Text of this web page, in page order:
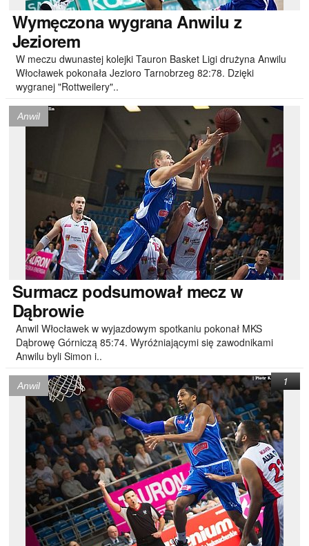
Wymęczonawygrana Anwilu z
Jeziorem
W meczu dwunastej kolejki Tauron Basket Ligi drużyna Anwilu
Włocławek pokonała Jezioro Tarnobrzeg 82:78. Dzięki
wygranej "Rottweilery"..
Anwil
Surmaczpodsumował mecz w
Dąbrowie
Anwil Włocławek w wyjazdowym spotkaniu pokonał MKS
Dąbrowę Górniczą 85:74. Wyróżniającymi się zawodnikami
Anwilu byli Simon i..
Anwil 1